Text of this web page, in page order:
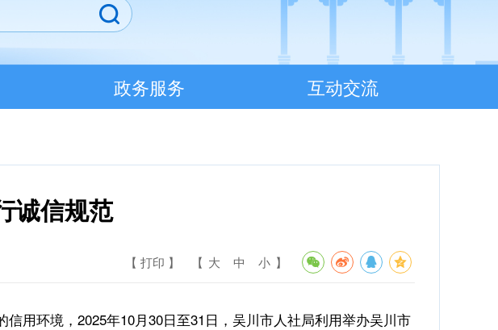
政务服务 互动交流
诚信规范
【 打印 】 【 大 中 小 】
环境，2025年10月30日至31日，吴川市人社局利用举办吴川市